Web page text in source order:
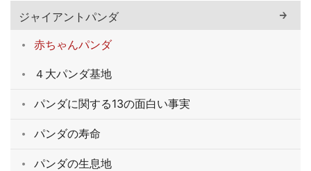
ジャイアントパンダ
赤ちゃんパンダ
４大パンダ基地
パンダに関する13の面白い事実
パンダの寿命
パンダの生息地